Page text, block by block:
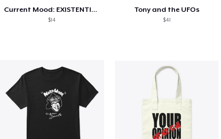
Current Mood: EXISTENTIAL CRISIS
$14
Tony and the UFOs
$41